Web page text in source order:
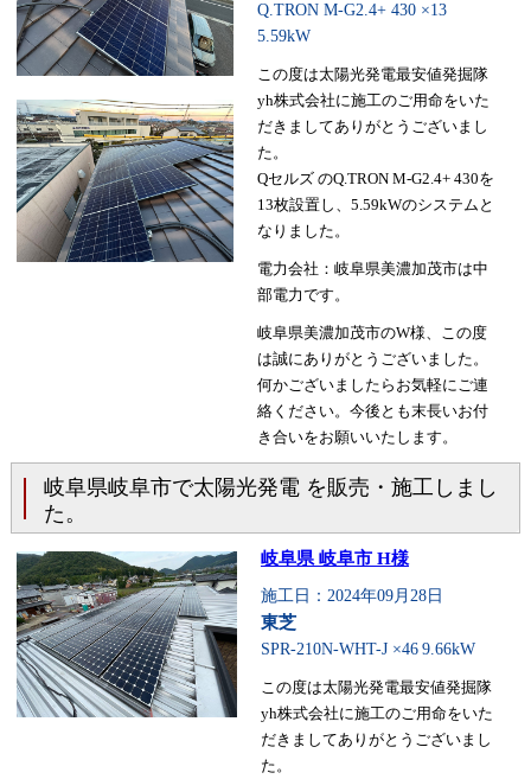
Q.TRON M-G2.4+ 430 ×13
5.59kW
この度は太陽光発電最安値発掘隊
yh株式会社に施工のご用命をいた
だきましてありがとうございまし
た。
Qセルズ のQ.TRON M-G2.4+ 430を
13枚設置し、5.59kWのシステムと
なりました。
電力会社：岐阜県美濃加茂市は中
部電力です。
岐阜県美濃加茂市のW様、この度
は誠にありがとうございました。
何かございましたらお気軽にご連
絡ください。今後とも末長いお付
き合いをお願いいたします。
岐阜県岐阜市で太陽光発電 を販売・施工しまし
た。
岐阜県 岐阜市 H様
施工日：2024年09月28日
東芝
SPR-210N-WHT-J ×46 9.66kW
この度は太陽光発電最安値発掘隊
yh株式会社に施工のご用命をいた
だきましてありがとうございまし
た。